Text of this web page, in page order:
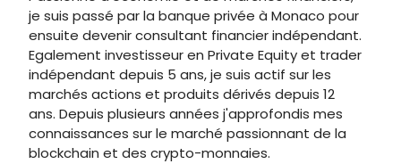
je suis passé par la banque privée à Monaco pour
ensuite devenir consultant financier indépendant.
Egalement investisseur en Private Equity et trader
indépendant depuis 5 ans, je suis actif sur les
marchés actions et produits dérivés depuis 12
ans. Depuis plusieurs années j'approfondis mes
connaissances sur le marché passionnant de la
blockchain et des crypto-monnaies.